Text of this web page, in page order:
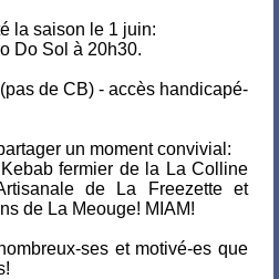
la saison le 1 juin:
Do Sol à 20h30.
de CB) - accès handicapé-
un moment convivial:
fermier de la La Colline
de La Freezette et
de La Meouge! MIAM!
ses et motivé-es que